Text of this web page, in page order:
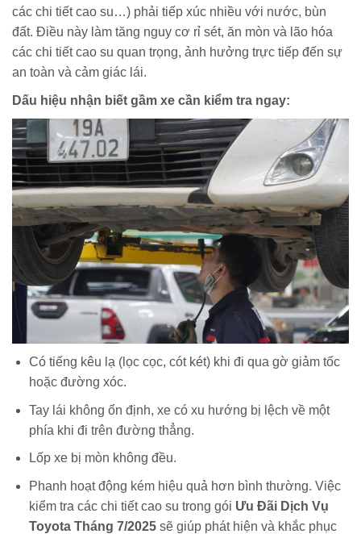
các chi tiết cao su…) phải tiếp xúc nhiều với nước, bùn
đất. Điều này làm tăng nguy cơ rỉ sét, ăn mòn và lão hóa
các chi tiết cao su quan trọng, ảnh hưởng trực tiếp đến sự
an toàn và cảm giác lái.
Dấu hiệu nhận biết gầm xe cần kiểm tra ngay:
Có tiếng kêu lạ (lọc cọc, cót két) khi đi qua gờ giảm tốc
hoặc đường xóc.
Tay lái không ổn định, xe có xu hướng bị lệch về một
phía khi đi trên đường thẳng.
Lốp xe bị mòn không đều.
Phanh hoạt động kém hiệu quả hơn bình thường. Việc
kiểm tra các chi tiết cao su trong gói Ưu Đãi Dịch Vụ
Toyota Tháng 7/2025sẽ giúp phát hiện và khắc phục